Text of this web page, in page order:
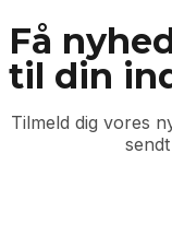
Få
til din
Tilmeld dig vores